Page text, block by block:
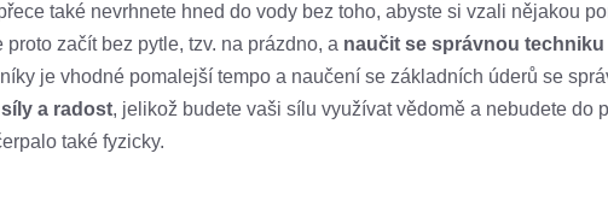
také nevrhnete hned do vody bez toho, abyste si vzali nějakou
začít bez pytle, tzv. na prázdno, a naučit se správnou techniku
je vhodné pomalejší tempo a naučení se základních úderů se
a radost, jelikož budete vaši sílu využívat vědomě a nebudete do
také fyzicky.